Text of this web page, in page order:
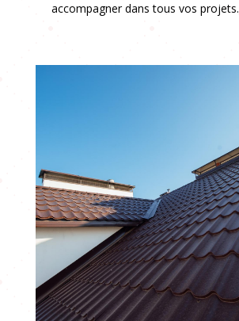
accompagner dans tous vos projets.